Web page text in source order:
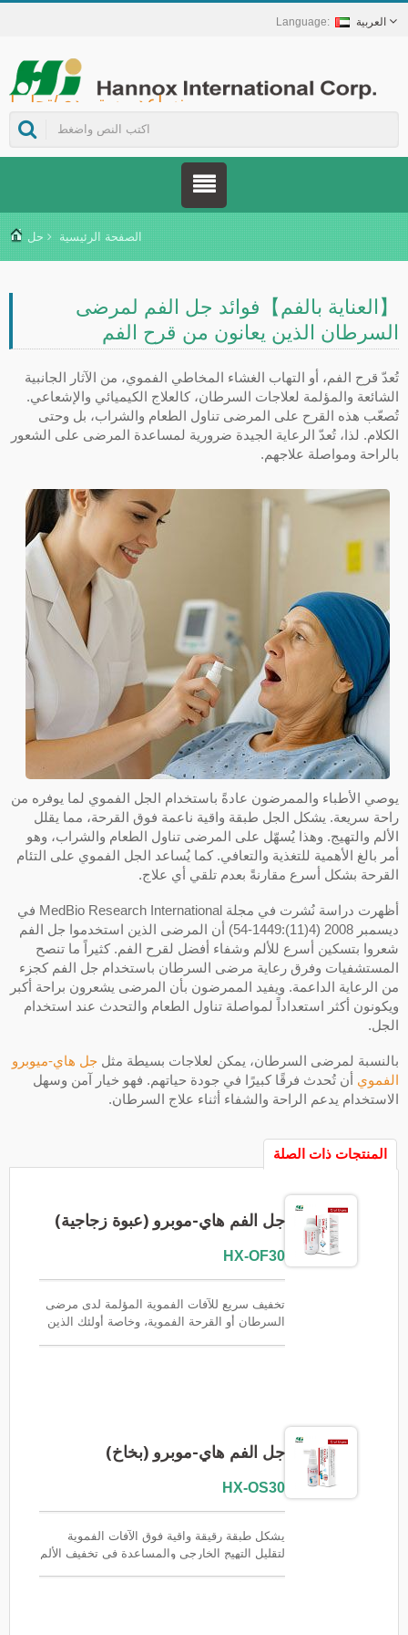
العربية
Hannox International Corp. - نساعد مستوردي/تجار الجملة/الموزعين للأجهزة الطبية والعلامات التجارية في مجال الرعاية الصحية على إطلاق حلول غير دوائية للعناية بالجروح والأغشية المخاطية، تشمل علاج قرح الفم، والرعاية الداعمة لمرضى السرطان، وحماية الجلد، والعناية بالغشاء المخاطي للأنف، وحماية الجروح في المنزل. كما نوفر مجموعة واسعة من الأجهزة الطبية في مجالات الوقاية من داء السكري وإدارته، وحلول الوقاية من الأمراض المنقولة بالبعوض، وغيرها من تطبيقات الرعاية الصحية المنزلية.
الصفحة الرئيسية حل
【العناية بالفم】فوائد جل الفم لمرضى
السرطان الذين يعانون من قرح الفم
تُعدّ قرح الفم، أو التهاب الغشاء المخاطي الفموي، من الآثار الجانبية
الشائعة والمؤلمة لعلاجات السرطان، كالعلاج الكيميائي والإشعاعي.
تُصعّب هذه القرح على المرضى تناول الطعام والشراب، بل وحتى
الكلام. لذا، تُعدّ الرعاية الجيدة ضرورية لمساعدة المرضى على الشعور
بالراحة ومواصلة علاجهم.
يوصي الأطباء والممرضون عادةً باستخدام الجل الفموي لما يوفره من
راحة سريعة. يشكل الجل طبقة واقية ناعمة فوق القرحة، مما يقلل
الألم والتهيج. وهذا يُسهّل على المرضى تناول الطعام والشراب، وهو
أمر بالغ الأهمية للتغذية والتعافي. كما يُساعد الجل الفموي على التئام
القرحة بشكل أسرع مقارنةً بعدم تلقي أي علاج.
أظهرت دراسة نُشرت في مجلة MedBio Research International في
ديسمبر 2008 (4(11):1449-54) أن المرضى الذين استخدموا جل الفم
شعروا بتسكين أسرع للألم وشفاء أفضل لقرح الفم. كثيراً ما تنصح
المستشفيات وفرق رعاية مرضى السرطان باستخدام جل الفم كجزء
من الرعاية الداعمة. ويفيد الممرضون بأن المرضى يشعرون براحة أكبر
ويكونون أكثر استعداداً لمواصلة تناول الطعام والتحدث عند استخدام
الجل.
بالنسبة لمرضى السرطان، يمكن لعلاجات بسيطة مثل جل هاي-ميوبرو
الفموي أن تُحدث فرقًا كبيرًا في جودة حياتهم. فهو خيار آمن وسهل
الاستخدام يدعم الراحة والشفاء أثناء علاج السرطان.
المنتجات ذات الصلة
جل الفم هاي-موبرو (عبوة زجاجية)
HX-OF30
تخفيف سريع للآفات الفموية المؤلمة لدى مرضى
السرطان أو القرحة الفموية، وخاصة أولئك الذين
والحفاظ على التغذية السليمة. مناسب لقنوات
الرعاية الداعمة في المستشفيات، ورعاية مرضى
لبرامج العلامات التجارية الخاصة وبرامج التوزيع.
FSC / CE / QMS / ISO13485
جل الفم هاي-موبرو (بخاخ)
HX-OS30
يشكل طبقة رقيقة واقية فوق الآفات الفموية
لتقليل التهيج الخارجي والمساعدة في تخفيف الألم